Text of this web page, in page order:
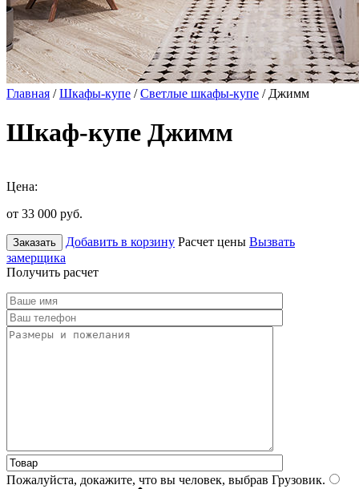
Главная /Шкафы-купе /Светлые шкафы-купе / Джимм
Шкаф-купе Джимм
Цена:
от 33 000 руб.
Заказать Добавить в корзину Расчет цены Вызвать
замерщика
Получить расчет
Пожалуйста, докажите, что вы человек, выбрав Грузовик.